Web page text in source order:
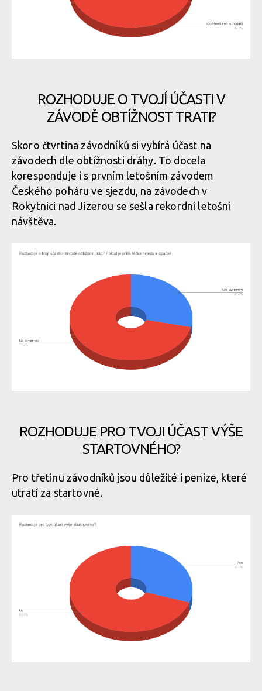
ROZHODUJE O TVOJÍ ÚČASTI V
ZÁVODĚ OBTÍŽNOST TRATI?
Skoro čtvrtina závodníků si vybírá účast na
závodech dle obtížnosti dráhy. To docela
koresponduje i s prvním letošním závodem
Českého poháru ve sjezdu, na závodech v
Rokytnici nad Jizerou se sešla rekordní letošní
návštěva.
ROZHODUJE PRO TVOJI ÚČAST VÝŠE
STARTOVNÉHO?
Pro třetinu závodníků jsou důležité i peníze, které
utratí za startovné.